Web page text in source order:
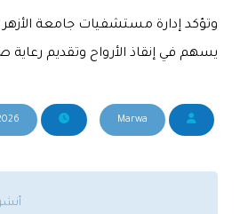
وتؤكد إدارة مستشفيات جامعة
يسهم في إنقاذ الأرواح وتقديم
Marwa